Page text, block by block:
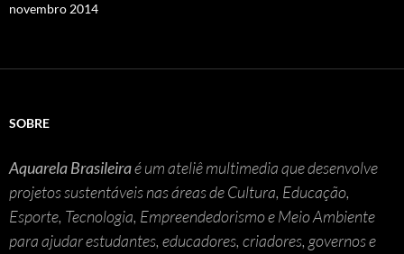
novembro 2014
SOBRE
Aquarela Brasileiraé um ateliê multimedia que desenvolve
projetos sustentáveis nas áreas de Cultura, Educação,
Esporte, Tecnologia, Empreendedorismo e Meio Ambiente
para ajudar estudantes, educadores, criadores, governos e